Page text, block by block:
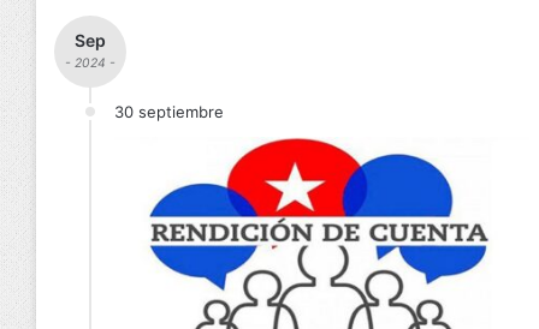
Sep
- 2024 -
30 septiembre